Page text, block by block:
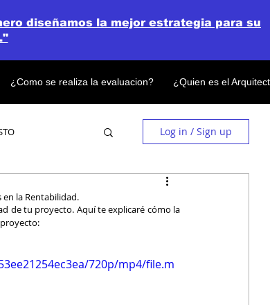
¿Como se realiza la evaluacion? ¿Quien es el
diseñamos la mejor estrategia para su
Log in / Sign up
en la Rentabilidad.
de tu proyecto. Aquí te explicaré cómo la
720p/mp4/file.m